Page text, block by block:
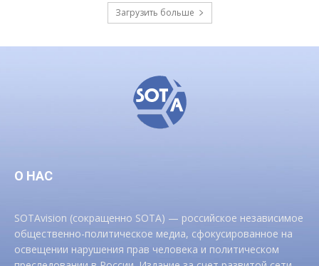
Загрузить больше
О НАС
SOTAvision (сокращенно SOTA) — российское независимое
общественно-политическое медиа, сфокусированное на
освещении нарушения прав человека и политическом